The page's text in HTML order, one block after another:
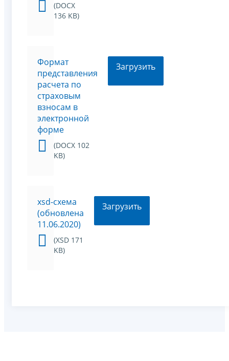
(DOCX
136 KB)
Формат
представления
расчета по
страховым
взносам в
электронной
форме
(DOCX 102
KB)
Загрузить
xsd-схема
(обновлена
11.06.2020)
(XSD 171
KB)
Загрузить